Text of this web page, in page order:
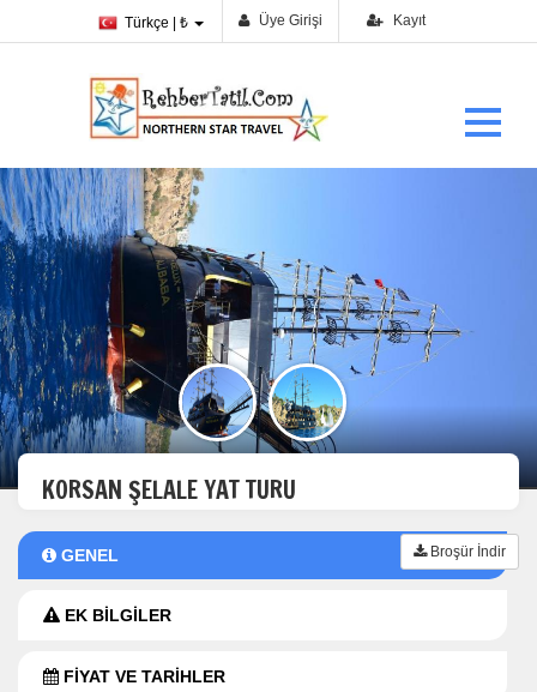
Türkçe | ₺ Üye Girişi Kayıt
KORSAN ŞELALE YAT TURU
GENEL
EK BİLGİLER
FİYAT VE TARİHLER
Broşür İndir